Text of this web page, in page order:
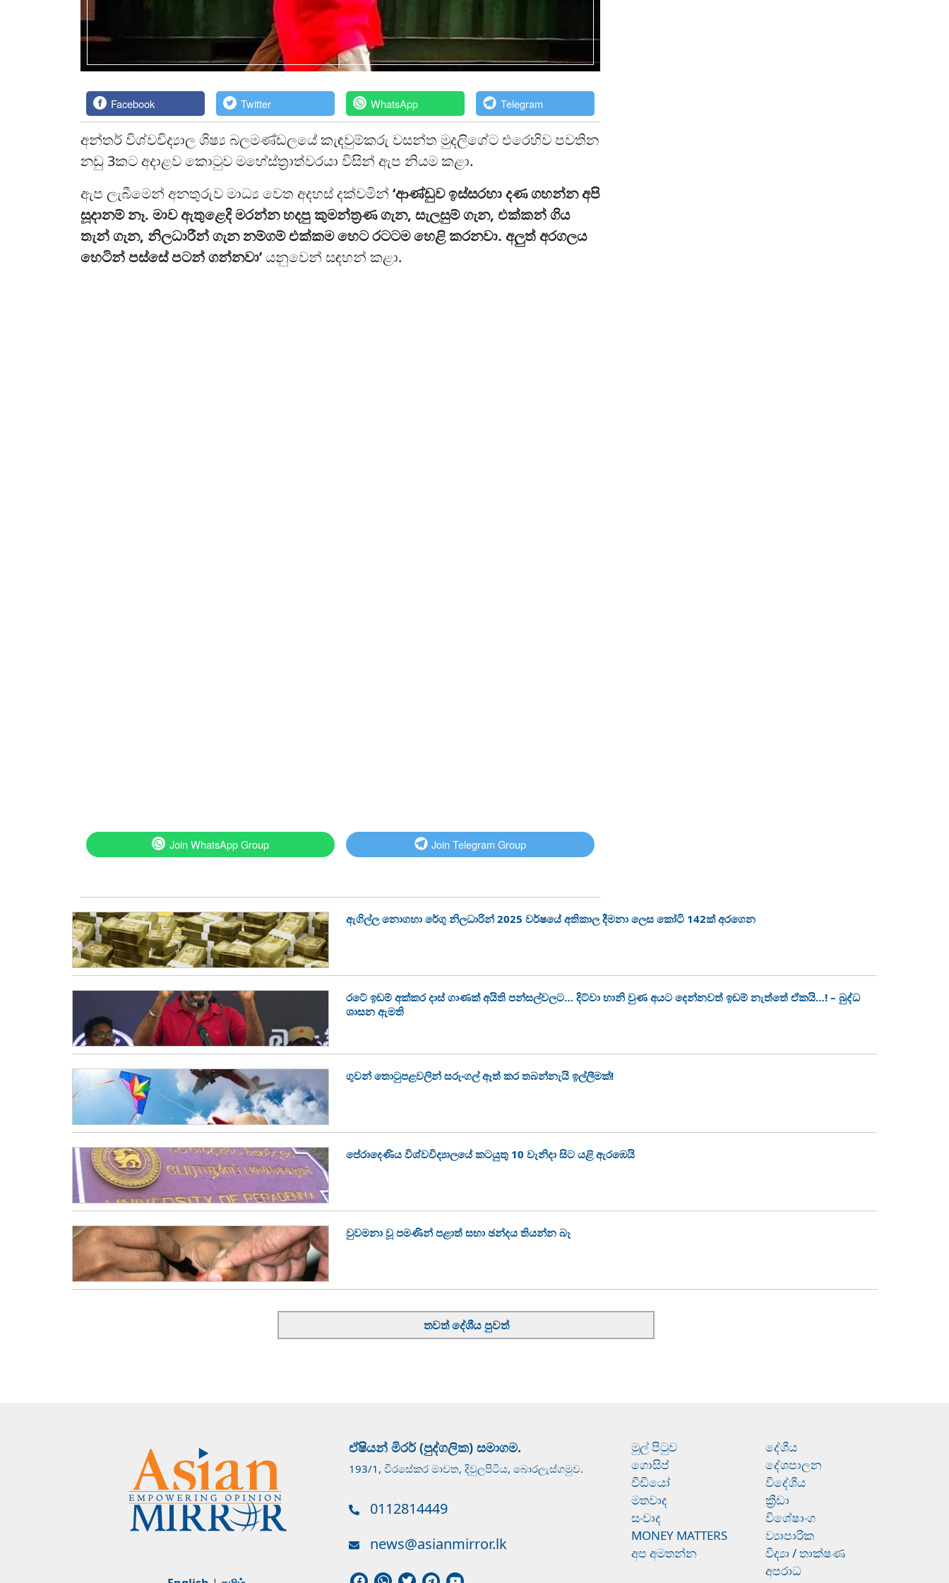
Facebook Twitter WhatsApp Telegram
අන්තර් විශ්වවිද්‍යාල ශිෂ්‍ය බලමණ්ඩලයේ කැඳවුම්කරු වසන්ත මුදලිගේට එරෙහිව පවතින
නඩු 3කට අදාළව කොටුව මහේස්ත්‍රාත්වරයා විසින් ඇප නියම කළා.
ඇප ලැබීමෙන් අනතුරුව මාධ්‍ය වෙත අදහස් දක්වමින් ‘ආණ්ඩුව ඉස්සරහා දණ ගහන්න අපි
සූදානම් නෑ. මාව ඇතුළෙදි මරන්න හදපු කුමන්ත්‍රණ ගැන, සැලසුම් ගැන, එක්කන් ගිය
තැන් ගැන, නිලධාරීන් ගැන නම්ගම් එක්කම හෙට රටටම හෙළි කරනවා. අලුත් අරගලය
හෙටින් පස්සේ පටන් ගන්නවා’යනුවෙන් සඳහන් කළා.
Join WhatsApp Group Join Telegram Group
ඇගිල්ල නොගහා රේගු නිලධාරින් 2025 වර්ෂයේ අතිකාල දීමනා ලෙස කෝටි 142ක් අරගෙන
රටේ ඉඩම් අක්කර දාස් ගාණක් අයිති පන්සල්වලට… දිට්වා හානි වුණ අයට දෙන්නවත් ඉඩම් නැත්තේ ඒකයි…! – බුද්ධ
ශාසන ඇමති
ගුවන් තොටුපළවලින් සරුංගල් ඈත් කර තබන්නැයි ඉල්ලීමක්!
පේරාදෙණිය විශ්වවිද්‍යාලයේ කටයුතු 10 වැනිදා සිට යළි ඇරඹෙයි
වුවමනා වූ පමණින් පළාත් සභා ඡන්දය තියන්න බෑ
තවත් දේශීය පුවත්
ඒෂියන් මිරර් (පුද්ගලික) සමාගම.
193/1, වීරසේකර මාවත, දිවුලපිටිය, බොරලැස්ගමුව.
0112814449
news@asianmirror.lk
මුල් පිටුව
ගොසිප්
වීඩියෝ
මතවාද
සංවාද
MONEY MATTERS
අප අමතන්න
දේශීය
දේශපාලන
විදේශීය
ක්‍රීඩා
විශේෂාංග
ව්‍යාපාරික
විද්‍යා / තාක්ෂණ
අපරාධ